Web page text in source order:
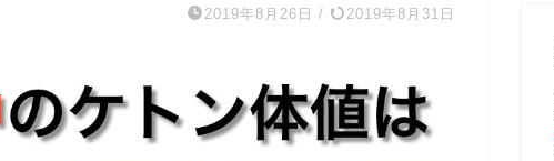
2019年8月26日 / 2019年8月31日